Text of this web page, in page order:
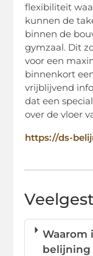
flexibiliteit
kunnen de
binnen de
gymzaal. Dit
voor een
binnenkort
vrijblijvend
dat een
over de vloer
https://ds-
Waarom
belijning